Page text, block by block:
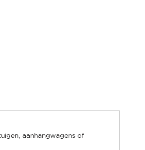
aanhangwagens of